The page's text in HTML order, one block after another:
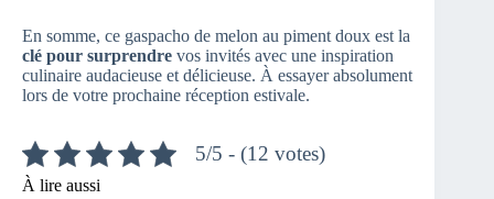
En somme, ce gaspacho de melon au piment doux est la
clé pour surprendre vos invités avec une inspiration
culinaire audacieuse et délicieuse. À essayer absolument
lors de votre prochaine réception estivale.
5/5 - (12 votes)
À lire aussi